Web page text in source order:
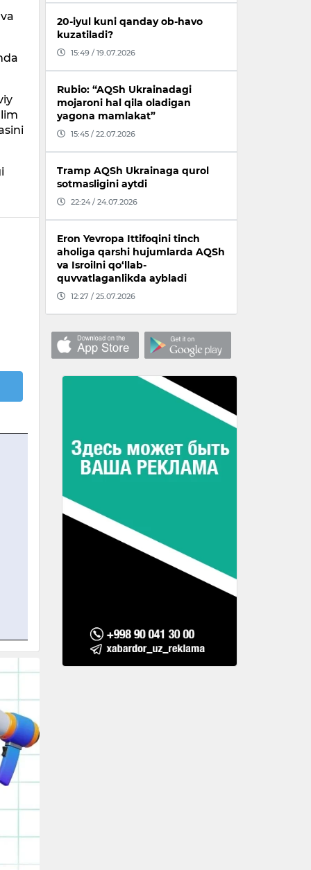
20-iyul kuni qanday ob-havo
kuzatiladi?
15:49 / 19.07.2026
Rubio: “AQSh Ukrainadagi
mojaroni hal qila oladigan
yagona mamlakat”
15:45 / 22.07.2026
Tramp AQSh Ukrainaga qurol
sotmasligini aytdi
22:24 / 24.07.2026
Eron Yevropa Ittifoqini tinch
aholiga qarshi hujumlarda AQSh
va Isroilni qo‘llab-
quvvatlaganlikda aybladi
12:27 / 25.07.2026